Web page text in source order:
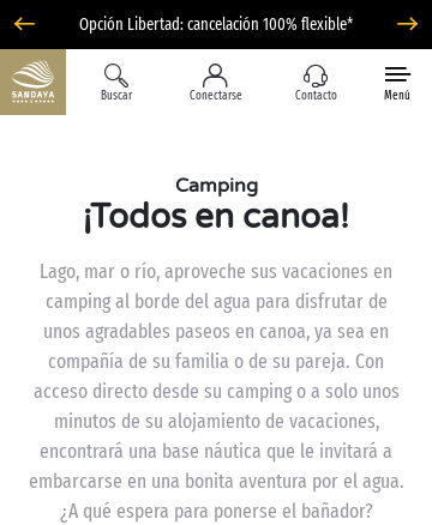
Opción Libertad: cancelación 100% flexible*
Buscar Conectarse Contacto Menú
Camping
¡Todos en canoa!
Lago, mar o río, aproveche sus vacaciones en
camping al borde del agua para disfrutar de
unos agradables paseos en canoa, ya sea en
compañía de su familia o de su pareja. Con
acceso directo desde su camping o a solo unos
minutos de su alojamiento de vacaciones,
encontrará una base náutica que le invitará a
embarcarse en una bonita aventura por el agua.
¿A qué espera para ponerse el bañador?